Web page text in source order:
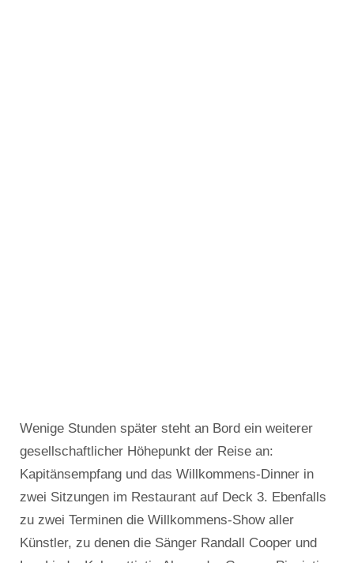
Wenige Stunden später steht an Bord ein weiterer
gesellschaftlicher Höhepunkt der Reise an:
Kapitänsempfang und das Willkommens-Dinner in
zwei Sitzungen im Restaurant auf Deck 3. Ebenfalls
zu zwei Terminen die Willkommens-Show aller
Künstler, zu denen die Sänger Randall Cooper und